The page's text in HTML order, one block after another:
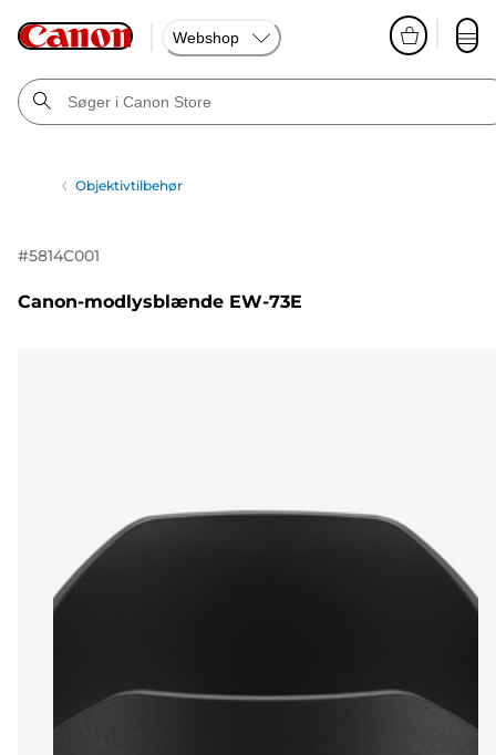
Webshop
Objektivtilbehør
#5814C001
Canon-modlysblænde EW-73E